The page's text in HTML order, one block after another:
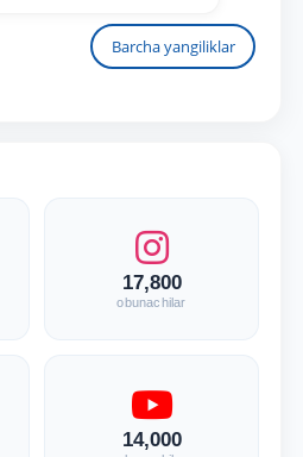
Barcha yangiliklar
17,800
obunachilar
14,000